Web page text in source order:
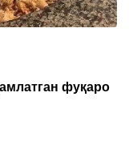
фуқаро